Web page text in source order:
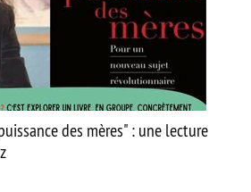
des mères" : une lecture